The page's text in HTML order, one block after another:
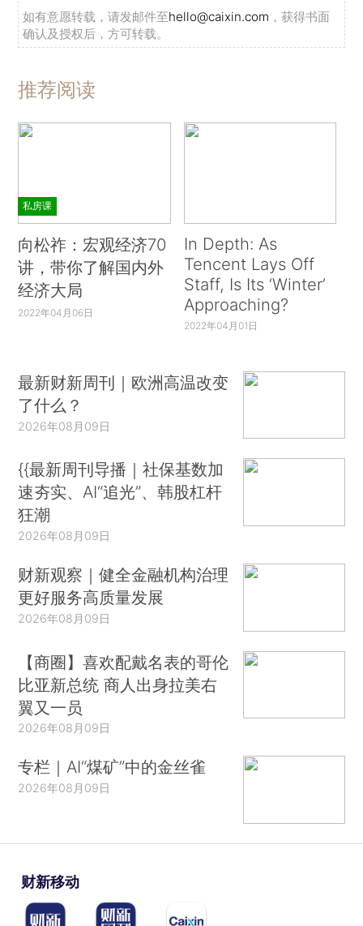
如有意愿转载，请发邮件至hello@caixin.com ，获得书面
确认及授权后，方可转载。
推荐阅读
私房课
向松祚：宏观经济70
讲，带你了解国内外
经济大局
2022年04月06日
In Depth: As
Tencent Lays Off
Staff, Is Its ‘Winter’
Approaching?
2022年04月01日
最新财新周刊｜欧洲高温改变
了什么？
2026年08月09日
{{最新周刊导播｜社保基数加
速夯实、AI“追光”、韩股杠杆
狂潮
2026年08月09日
财新观察｜健全金融机构治理
更好服务高质量发展
2026年08月09日
【商圈】喜欢配戴名表的哥伦
比亚新总统 商人出身拉美右
翼又一员
2026年08月09日
专栏｜AI“煤矿”中的金丝雀
2026年08月09日
财新移动